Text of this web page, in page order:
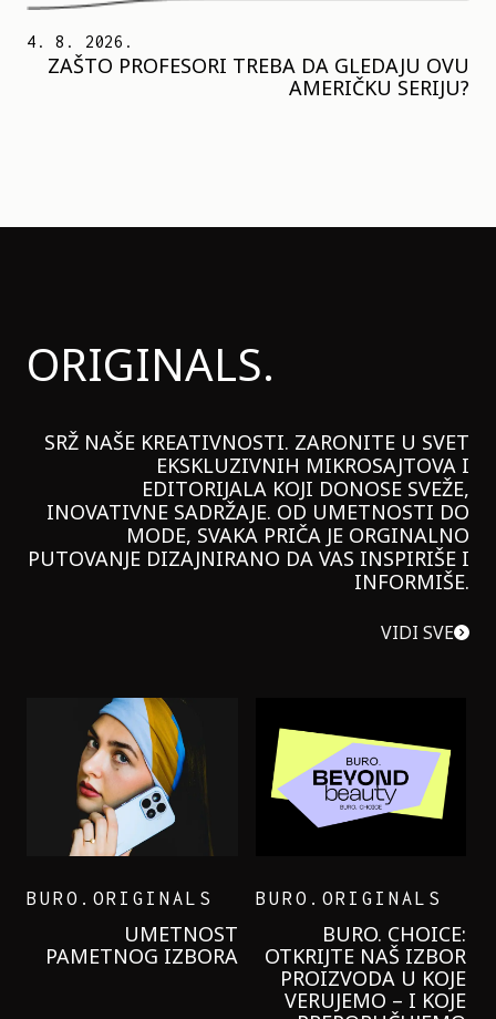
4. 8. 2026.
ZAŠTO PROFESORI TREBA DA GLEDAJU OVU
AMERIČKU SERIJU?
ORIGINALS.
SRŽ NAŠE KREATIVNOSTI. ZARONITE U SVET
EKSKLUZIVNIH MIKROSAJTOVA I
EDITORIJALA KOJI DONOSE SVEŽE,
INOVATIVNE SADRŽAJE. OD UMETNOSTI DO
MODE, SVAKA PRIČA JE ORGINALNO
PUTOVANJE DIZAJNIRANO DA VAS INSPIRIŠE I
INFORMIŠE.
VIDI SVE
GARNIER KREMU I
NIKADA NIŠTA
LAGANIJE NISAM
KORISTILA